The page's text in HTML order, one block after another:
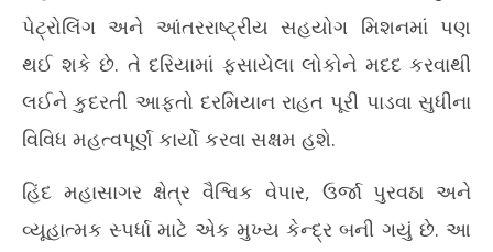
પેટ્રોલિંગ અને આંતરરાષ્ટ્રીય સહયોગ મિશનમાં પણ
થઈ શકે છે. તે દરિયામાં ફસાયેલા લોકોને મદદ કરવાથી
લઈને કુદરતી આફતો દરમિયાન રાહત પૂરી પાડવા સુધીના
વિવિધ મહત્વપૂર્ણ કાર્યો કરવા સક્ષમ હશે.
હિંદ મહાસાગર ક્ષેત્ર વૈશ્વિક વેપાર, ઉર્જા પુરવઠા અને
વ્યૂહાત્મક સ્પર્ધા માટે એક મુખ્ય કેન્દ્ર બની ગયું છે. આ